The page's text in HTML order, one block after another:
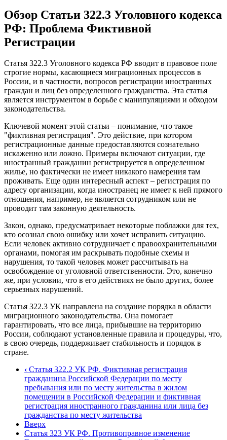
Обзор Статьи 322.3 Уголовного кодекса
РФ: Проблема Фиктивной
Регистрации
Статья 322.3 Уголовного кодекса РФ вводит в правовое поле
строгие нормы, касающиеся миграционных процессов в
России, и в частности, вопросов регистрации иностранных
граждан и лиц без определенного гражданства. Эта статья
является инструментом в борьбе с манипуляциями и обходом
законодательства.
Ключевой момент этой статьи – понимание, что такое
"фиктивная регистрация". Это действие, при котором
регистрационные данные предоставляются сознательно
искаженно или ложно. Примеры включают ситуации, где
иностранный гражданин регистрируется в определенном
жилье, но фактически не имеет никакого намерения там
проживать. Еще один интересный аспект – регистрация по
адресу организации, когда иностранец не имеет к ней прямого
отношения, например, не является сотрудником или не
проводит там законную деятельность.
Закон, однако, предусматривает некоторые поблажки для тех,
кто осознал свою ошибку или хочет исправить ситуацию.
Если человек активно сотрудничает с правоохранительными
органами, помогая им раскрывать подобные схемы и
нарушения, то такой человек может рассчитывать на
освобождение от уголовной ответственности. Это, конечно
же, при условии, что в его действиях не было других, более
серьезных нарушений.
Статья 322.3 УК направлена на создание порядка в области
миграционного законодательства. Она помогает
гарантировать, что все лица, прибывшие на территорию
России, соблюдают установленные правила и процедуры, что,
в свою очередь, поддерживает стабильность и порядок в
стране.
‹ Статья 322.2 УК РФ. Фиктивная регистрация
гражданина Российской Федерации по месту
пребывания или по месту жительства в жилом
помещении в Российской Федерации и фиктивная
регистрация иностранного гражданина или лица без
гражданства по месту жительства
Вверх
Статья 323 УК РФ. Противоправное изменение